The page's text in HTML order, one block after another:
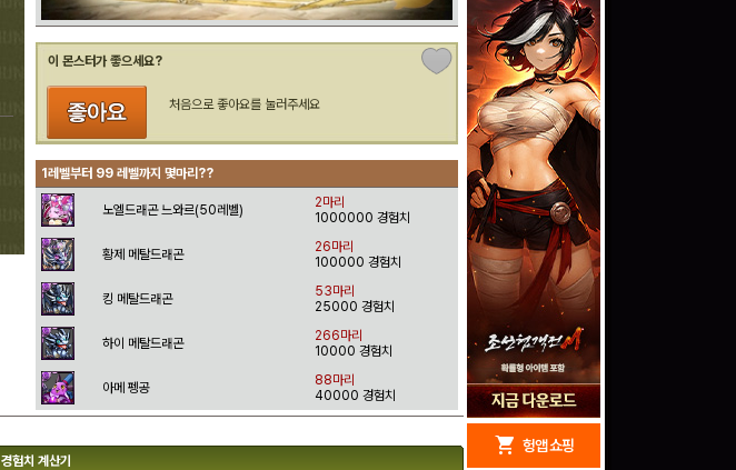
이 몬스터가 좋으세요?
처음으로 좋아요를 눌러주세요
1레벨부터 99 레벨까지 몇마리??
노엘드래곤 느와르(50레벨)
2마리
1000000 경험치
황제 메탈드래곤
26마리
100000 경험치
킹 메탈드래곤
53마리
25000 경험치
하이 메탈드래곤
266마리
10000 경험치
아메 펭공
88마리
40000 경험치
경험치 계산기
redeem 헝앱 경품